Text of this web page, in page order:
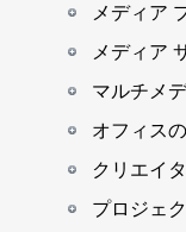
メディア
メディア
マルチメ
オフィス
クリエイ
プロジェ